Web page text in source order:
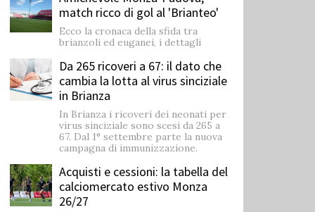
match ricco di gol al 'Brianteo'
Ecco la cronaca della sfida tra
brianzoli ed euganei, i dettagli
Da 265 ricoveri a 67: il dato che
cambia la lotta al virus sinciziale
in Brianza
In Brianza i ricoveri dei neonati per
virus sinciziale sono scesi da 265 a
67. Dal 1° settembre parte la nuova
campagna di immunizzazione.
Acquisti e cessioni: la tabella del
calciomercato estivo Monza
26/27